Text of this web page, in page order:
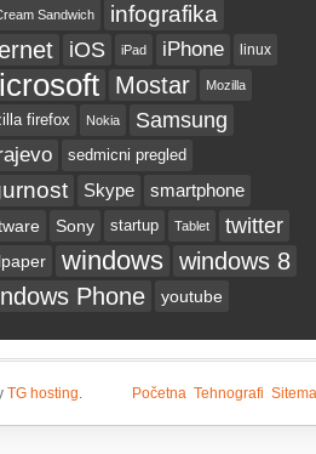
Sandwich infografika
iOS iPad iPhone linux
Mostar Mozilla
firefox Nokia Samsung
sedmicni pregled
Skype smartphone
Sony startup Tablet twitter
windows windows 8
Phone
youtube
TG hosting. Početna Tehnografi